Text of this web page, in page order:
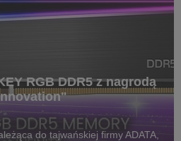
RGB DDR5 z nagrodą
do tajwańskiej firmy ADATA,